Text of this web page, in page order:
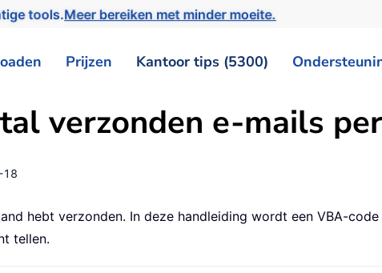
tools.Meer bereiken met minder moeite.
Prijzen Kantoor tips (5300)
verzonden e-mails
18
hebt verzonden. In deze handleiding wordt een VBA-
tellen.